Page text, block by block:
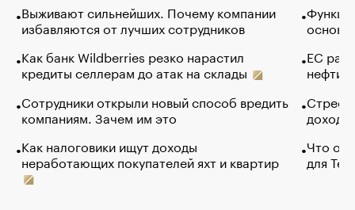
Выживают сильнейших. Почему компании
избавляются от лучших сотрудников
Как банк Wildberries резко нарастил
кредиты селлерам до атак на склады
Сотрудники открыли новый способ вредить
компаниям. Зачем им это
Как налоговики ищут доходы
неработающих покупателей яхт и квартир
основ
ЕС
нефти
Что
для